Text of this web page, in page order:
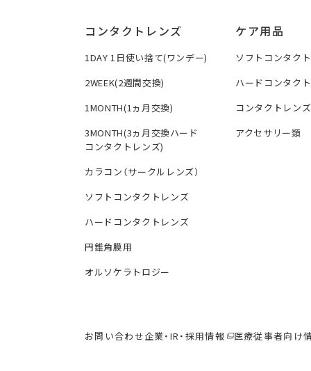
コンタクトレンズ
1DAY 1日使い捨て(ワンデー)
2WEEK(2週間交換)
1MONTH(1ヵ月交換)
3MONTH(3ヵ月交換ハード
コンタクトレンズ)
カラコン（サークルレンズ）
ソフトコンタクトレンズ
ハードコンタクトレンズ
円錐角膜用
オルソケラトロジー
ケア用品
ソフトコンタク
ハードコンタク
コンタクトレン
アクセサリー類
お問い合わせ企業・IR・採用情報 医療従事者向け